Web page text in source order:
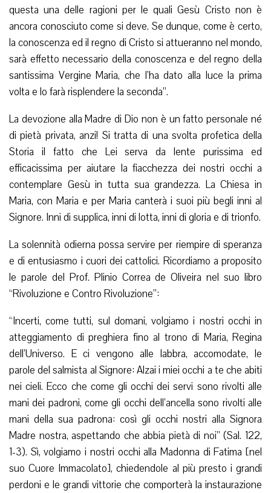
questa una delle ragioni per le quali Gesù Cristo non è
ancora conosciuto come si deve. Se dunque, come è certo,
la conoscenza ed il regno di Cristo si attueranno nel mondo,
sarà effetto necessario della conoscenza e del regno della
santissima Vergine Maria, che l’ha dato alla luce la prima
volta e lo farà risplendere la seconda”.
La devozione alla Madre di Dio non è un fatto personale né
di pietà privata, anzi! Si tratta di una svolta profetica della
Storia il fatto che Lei serva da lente purissima ed
efficacissima per aiutare la fiacchezza dei nostri occhi a
contemplare Gesù in tutta sua grandezza. La Chiesa in
Maria, con Maria e per Maria canterà i suoi più begli inni al
Signore. Inni di supplica, inni di lotta, inni di gloria e di trionfo.
La solennità odierna possa servire per riempire di speranza
e di entusiasmo i cuori dei cattolici. Ricordiamo a proposito
le parole del Prof. Plinio Correa de Oliveira nel suo libro
“Rivoluzione e Contro Rivoluzione”:
“Incerti, come tutti, sul domani, volgiamo i nostri occhi in
atteggiamento di preghiera fino al trono di Maria, Regina
dell’Universo. E ci vengono alle labbra, accomodate, le
parole del salmista al Signore: Alzai i miei occhi a te che abiti
nei cieli. Ecco che come gli occhi dei servi sono rivolti alle
mani dei padroni, come gli occhi dell’ancella sono rivolti alle
mani della sua padrona: così gli occhi nostri alla Signora
Madre nostra, aspettando che abbia pietà di noi” (Sal. 122,
1-3). Sì, volgiamo i nostri occhi alla Madonna di Fatima [nel
suo Cuore Immacolato], chiedendole al più presto i grandi
perdoni e le grandi vittorie che comporterà la instaurazione